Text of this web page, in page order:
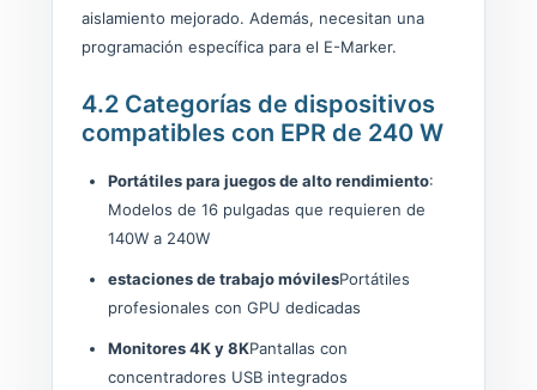
aislamiento mejorado. Además, necesitan una
programación específica para el E-Marker.
4.2 Categorías de dispositivos
compatibles con EPR de 240 W
Portátiles para juegos de alto rendimiento:
Modelos de 16 pulgadas que requieren de
140W a 240W
estaciones de trabajo móvilesPortátiles
profesionales con GPU dedicadas
Monitores 4K y 8KPantallas con
concentradores USB integrados